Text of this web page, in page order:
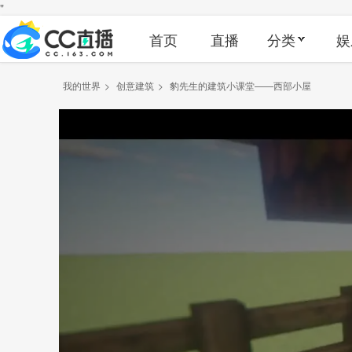
"
首页 直播 分类
我的世界 > 创意建筑 > 豹先生的建筑小课堂——西部小屋